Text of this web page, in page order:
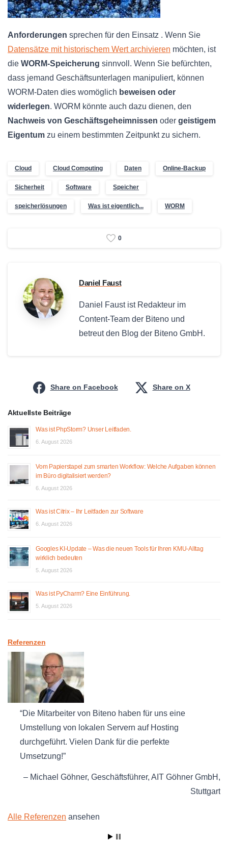
Anforderungen sprechen für den Einsatz . Wenn Sie
Datensätze mit historischem Wert archivieren möchten, ist
die WORM-Speicherung sinnvoll. Wenn Sie befürchten,
dass jemand Geschäftsunterlagen manipuliert, können
WORM-Daten dies womöglich beweisen oder
widerlegen. WORM könnte auch dazu dienen, den
Nachweis von Geschäftsgeheimnissen oder geistigem
Eigentum zu einem bestimmten Zeitpunkt zu sichern.
Cloud Cloud Computing Daten Online-Backup
Sicherheit Software Speicher
speicherlösungen Was ist eigentlich... WORM
0
Daniel Faust
Daniel Faust ist Redakteur im
Content-Team der Biteno und
betreut den Blog der Biteno GmbH.
Share on Facebook Share on X
Aktuellste Beiträge
Was ist PhpStorm? Unser Leitfaden.
6. August 2026
Vom Papierstapel zum smarten Workflow: Welche Aufgaben können
im Büro digitalisiert werden?
6. August 2026
Was ist Citrix – Ihr Leitfaden zur Software
6. August 2026
Googles KI-Update – Was die neuen Tools für Ihren KMU-Alltag
wirklich bedeuten
5. August 2026
Was ist PyCharm? Eine Einführung.
5. August 2026
Referenzen
Die Mitarbeiter von Biteno haben für uns eine
Umstellung von lokalen Servern auf Hosting
durchgeführt. Vielen Dank für die perfekte
Umsetzung!
Michael Göhner Geschäftsführer AIT Göhner GmbH
Stuttgart
Alle Referenzen ansehen